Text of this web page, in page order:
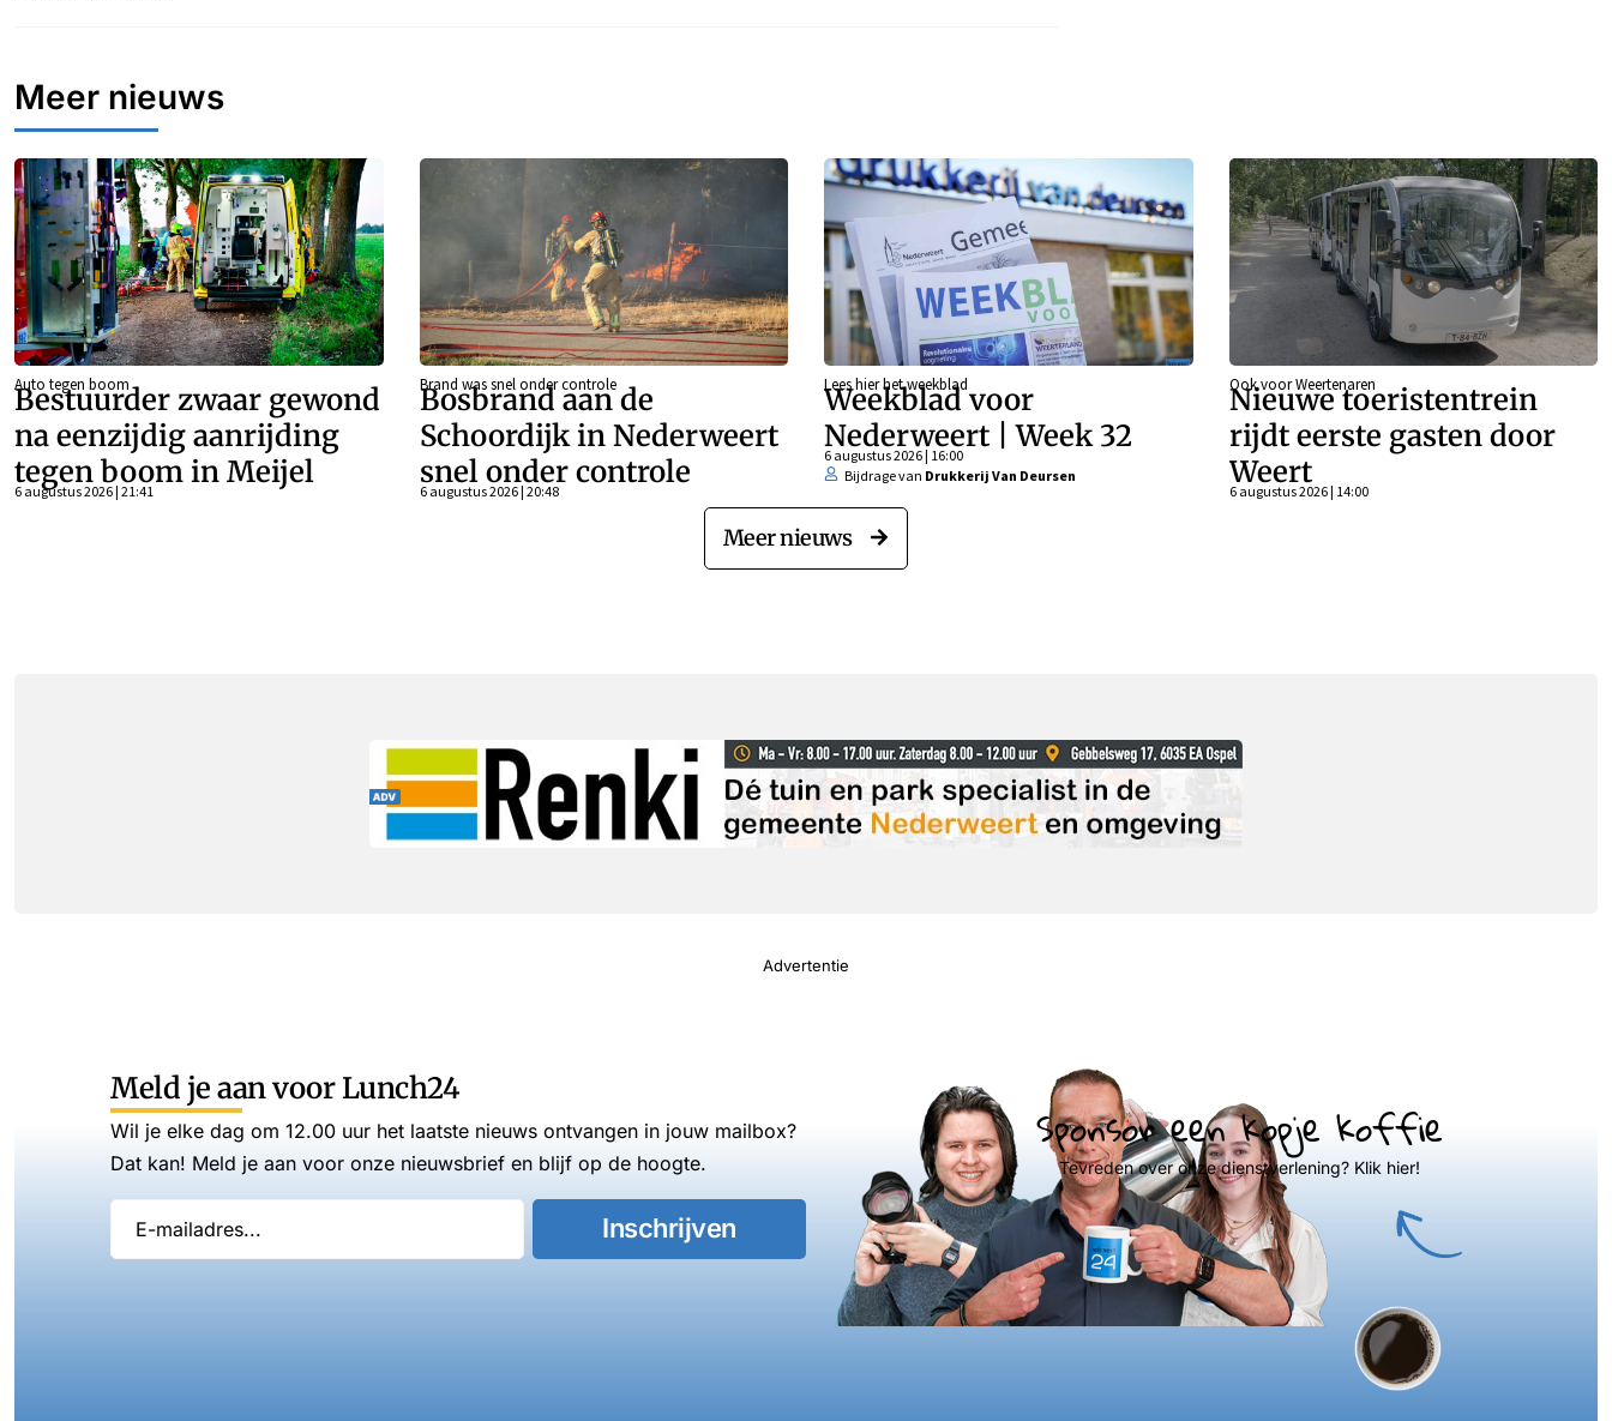
Meer nieuws
Auto tegen boom
Bestuurder zwaar gewond
na eenzijdig aanrijding
tegen boom in Meijel
6 augustus 2026 | 21:41
Brand was snel onder controle
Bosbrand aan de
Schoordijk in Nederweert
snel onder controle
6 augustus 2026 | 20:48
Lees hier het weekblad
Weekblad voor
Nederweert | Week 32
6 augustus 2026 | 16:00
Bijdrage van Drukkerij Van Deursen
Ook voor Weertenaren
Nieuwe toeristentrein
rijdt eerste gasten door
Weert
6 augustus 2026 | 14:00
Meer nieuws
Advertentie
Meld je aan voor Lunch24
Wil je elke dag om 12.00 uur het laatste nieuws ontvangen in jouw mailbox?
Dat kan! Meld je aan voor onze nieuwsbrief en blijf op de hoogte.
Inschrijven
Sponsor een kopje koffie
Tevreden over onze dienstverlening? Klik hier!